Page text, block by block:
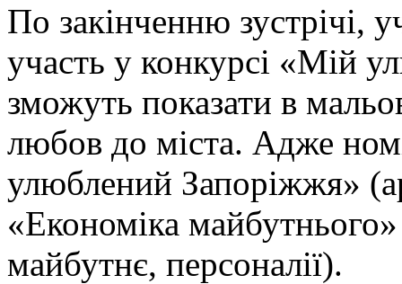
По закінченню зустрічі,
участь у конкурсі «Мій
зможуть показати в
любов до міста. Адже
улюблений Запоріжжя»
«Економіка майбутнього»
майбутнє, персоналії).